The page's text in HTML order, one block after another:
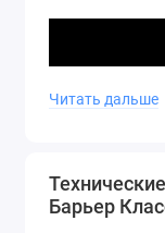
Читать дальше
Барьер